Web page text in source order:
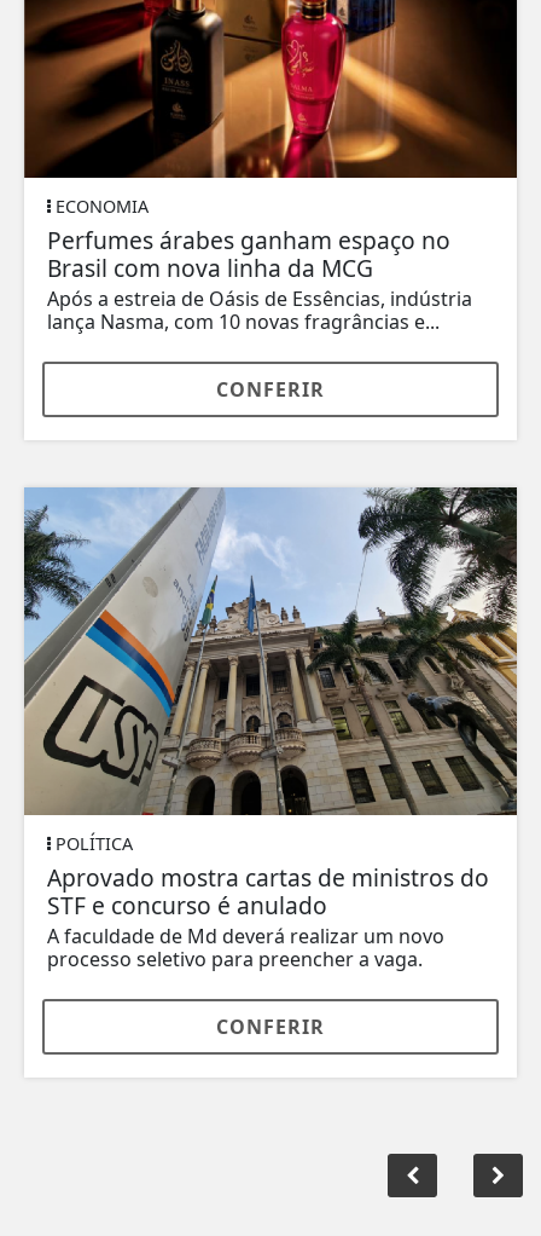
ECONOMIA
Perfumes árabes ganham espaço no
Brasil com nova linha da MCG
Após a estreia de Oásis de Essências, indústria
lança Nasma, com 10 novas fragrâncias e...
CONFERIR
POLÍTICA
Aprovado mostra cartas de ministros do
STF e concurso é anulado
A faculdade de Md deverá realizar um novo
processo seletivo para preencher a vaga.
CONFERIR